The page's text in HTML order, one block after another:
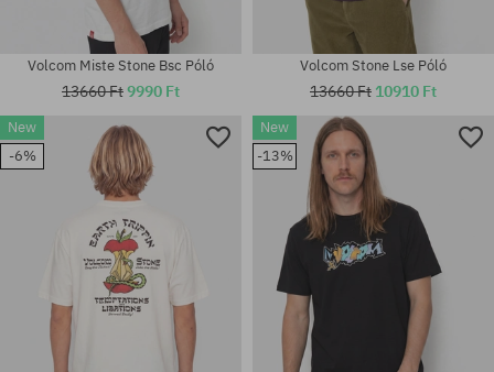
Elérhető méretek:
Elérhető méretek:
Volcom Miste Stone Bsc Póló
13660 Ft9990 Ft
Volcom Stone Lse Póló
13660 Ft 10910 Ft
New
-6%
New
-13%